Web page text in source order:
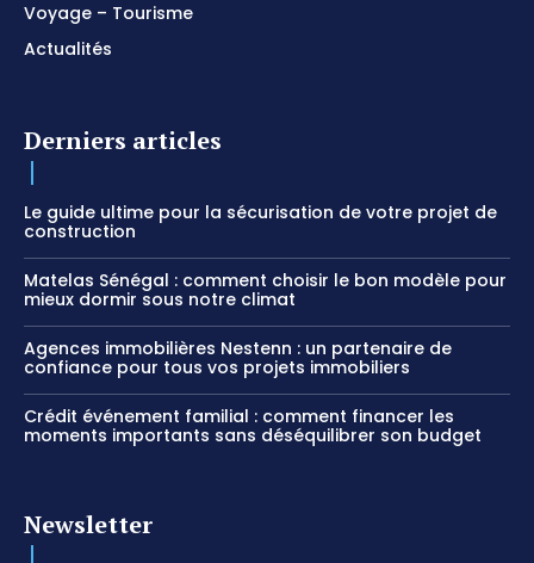
Voyage – Tourisme
Actualités
Derniers articles
Le guide ultime pour la sécurisation de votre projet de
construction
Matelas Sénégal : comment choisir le bon modèle pour
mieux dormir sous notre climat
Agences immobilières Nestenn : un partenaire de
confiance pour tous vos projets immobiliers
Crédit événement familial : comment financer les
moments importants sans déséquilibrer son budget
Newsletter